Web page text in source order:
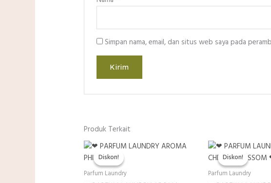
Simpan nama, email, dan situs web saya pada
Produk Terkait
Diskon!
Diskon!
Parfum Laundry
Diskon!
Diskon!
Parfum Laundry